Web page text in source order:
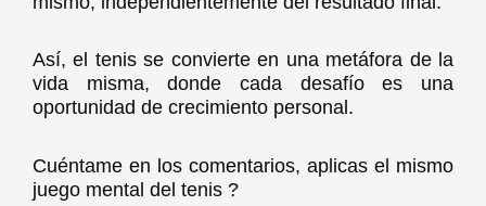
Así, el tenis se convierte en una metáfora de la
vida misma, donde cada desafío es una
oportunidad de crecimiento personal.
Cuéntame en los comentarios, aplicas el mismo
juego mental del tenis ?